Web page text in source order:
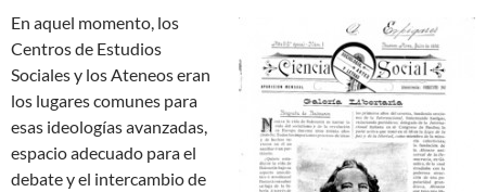
En aquel momento, los
Centros de Estudios
Sociales y los Ateneos eran
los lugares comunes para
esas ideologías avanzadas,
espacio adecuado para el
debate y el intercambio de